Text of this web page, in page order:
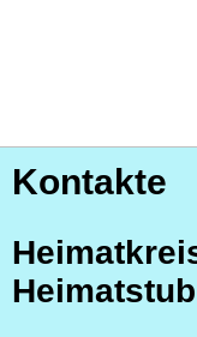
Kontakte